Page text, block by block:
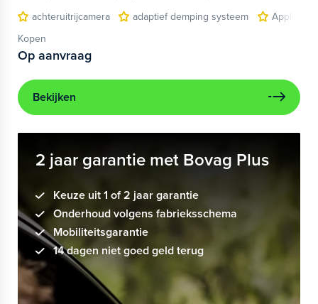
achteruitrijcamera
adaptief demping systeem
Apple
Kopen
Op aanvraag
Bekijken
2 jaar garantie met Bovag Plus
Keuze uit 1 of 2 jaar garantie
Onderhoud volgens fabrieksschema
Mobiliteitsgarantie
14 dagen niet goed geld terug